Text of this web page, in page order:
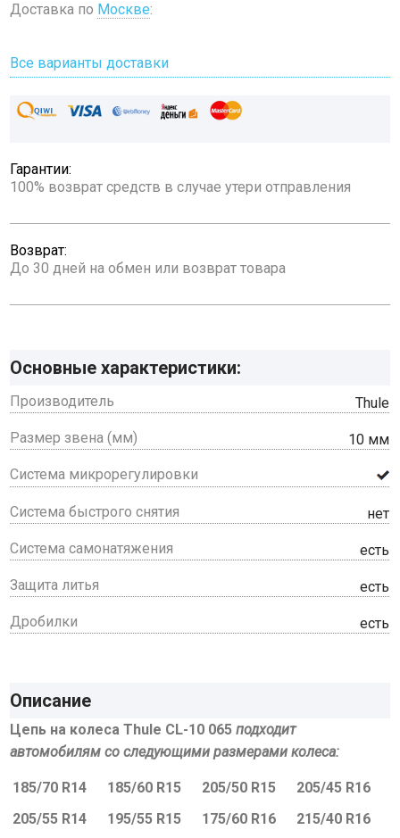
Доставка по Москве:
Все варианты доставки
Гарантии:
100% возврат средств в случае утери отправления
Возврат:
До 30 дней на обмен или возврат товара
Основные характеристики:
Производитель Thule
Размер звена (мм) 10 мм
Система микрорегулировки
Система быстрого снятия нет
Система самонатяжения есть
Защита литья есть
Дробилки есть
Описание
Цепь на колеса Thule CL-10 065 подходит
автомобилям со следующими размерами колеса:
185/70 R14 185/60 R15 205/50 R15
205/45 R16
205/55 R14
195/55 R15 175/60 R16 215/40 R16